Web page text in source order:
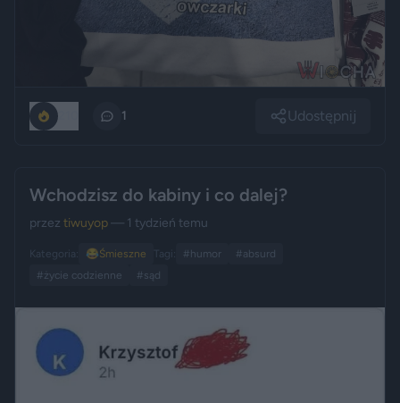
1 Udostępnij
Wchodzisz do kabiny i co dalej?
przez tiwuyop— 1 tydzień temu
Kategoria: 😂Śmieszne Tagi: #humor
#absurd
#życie codzienne
#sąd